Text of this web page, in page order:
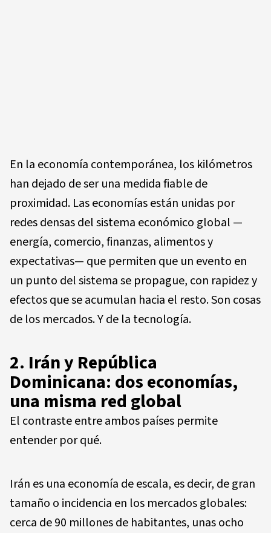
En la economía contemporánea, los kilómetros
han dejado de ser una medida fiable de
proximidad. Las economías están unidas por
redes densas del sistema económico global —
energía, comercio, finanzas, alimentos y
expectativas— que permiten que un evento en
un punto del sistema se propague, con rapidez y
efectos que se acumulan hacia el resto. Son cosas
de los mercados. Y de la tecnología.
2. Irán y República
Dominicana: dos economías,
una misma red global
El contraste entre ambos países permite
entender por qué.
Irán es una economía de escala, es decir, de gran
tamaño o incidencia en los mercados globales:
cerca de 90 millones de habitantes, unas ocho